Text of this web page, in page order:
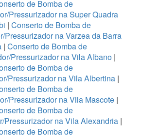
de Bomba de
Pressurizador na Super Quadra
| Conserto de Bomba de
Pressurizador na Varzea da Barra
| Conserto de Bomba de
Pressurizador na Vila Albano |
de Bomba de
Pressurizador na Vila Albertina|
de Bomba de
Pressurizador na Vila Mascote|
de Bomba de
Pressurizador na Vila Alexandria |
de Bomba de